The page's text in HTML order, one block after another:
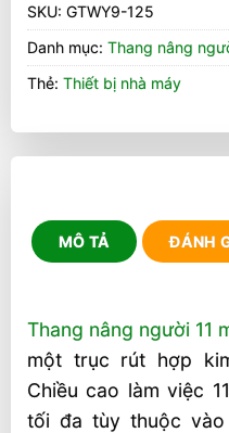
SKU: GTWY9-125
Danh mục: Thang nâng
Thẻ: Thiết bị nhà máy
MÔ TẢ ĐÁNH
Thang nâng người 11
một trục rút hợp
Chiều cao làm việc
tối đa tùy thuộc